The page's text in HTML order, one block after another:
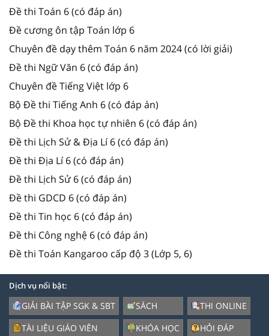
Đề thi Toán 6 (có đáp án)
Đề cương ôn tập Toán lớp 6
Chuyên đề dạy thêm Toán 6 năm 2024 (có lời giải)
Đề thi Ngữ Văn 6 (có đáp án)
Chuyên đề Tiếng Việt lớp 6
Bộ Đề thi Tiếng Anh 6 (có đáp án)
Bộ Đề thi Khoa học tự nhiên 6 (có đáp án)
Đề thi Lịch Sử & Địa Lí 6 (có đáp án)
Đề thi Địa Lí 6 (có đáp án)
Đề thi Lịch Sử 6 (có đáp án)
Đề thi GDCD 6 (có đáp án)
Đề thi Tin học 6 (có đáp án)
Đề thi Công nghệ 6 (có đáp án)
Đề thi Toán Kangaroo cấp độ 3 (Lớp 5, 6)
Dịch vụ nổi bật:
GIẢI BÀI TẬP SGK & SBT
TÀI LIỆU GIÁO VIÊN
SÁCH
KHÓA HỌC
THI ONLINE
HỎI ĐÁP